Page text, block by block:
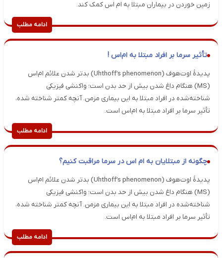
زمین خوردن در بیماران مبتلا به ام اس کمک کند.
ادامه مطلب
تأثیر سرما بر افراد مبتلا به ام‌اس !
پدیدهٔ اوت‌هوف (Uhthoff’s phenomenon) بدتر شدن علائم ام‌اس
(MS) هنگام داغ شدن بیش از حد بدن است؛ واکنشی فیزیکی
شناخته‌شده در افراد مبتلا به این بیماری مزمن. آنچه کمتر شناخته شده،
تأثیر سرما بر افراد مبتلا به ام‌اس است.
ادامه مطلب
چگونه از مبتلایان به ام‌ اس در سرما مراقبت کنیم؟
پدیدهٔ اوت‌هوف (Uhthoff’s phenomenon) بدتر شدن علائم ام‌اس
(MS) هنگام داغ شدن بیش از حد بدن است؛ واکنشی فیزیکی
شناخته‌شده در افراد مبتلا به این بیماری مزمن. آنچه کمتر شناخته شده،
تأثیر سرما بر افراد مبتلا به ام‌اس است.
ادامه مطلب